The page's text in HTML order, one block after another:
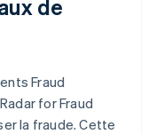
de
Fraud
for Fraud
la fraude. Cette